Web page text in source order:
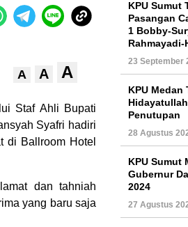
A A A
Staf Ahli Bupati
Syafri hadiri
di Ballroom Hotel
dan tahniah
yang baru saja
KPU Sumut
Pasangan
1 Bobby-
Rahmayadi-
23 September
KPU Medan
Penutupan
28 Agustus
KPU Sumut
Gubernur
2024
27 Agustus